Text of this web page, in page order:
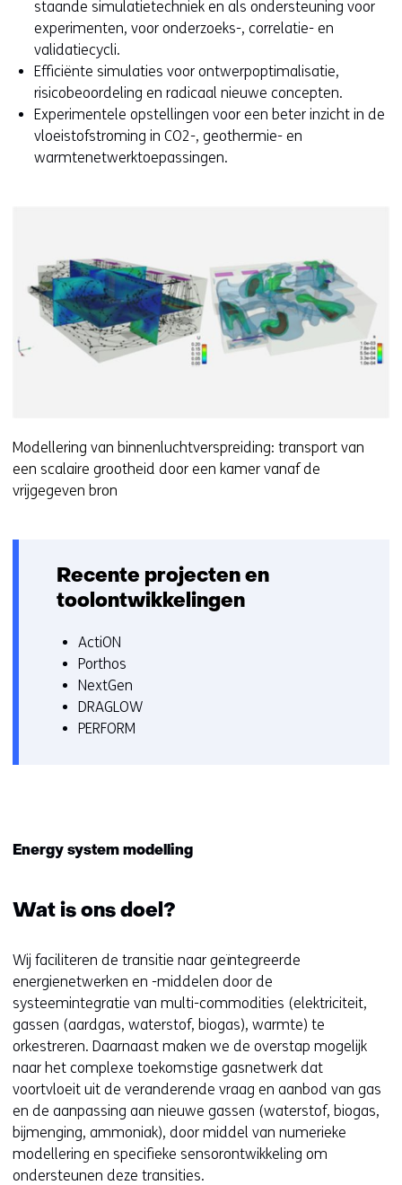
staande simulatietechniek en als ondersteuning voor
experimenten, voor onderzoeks-, correlatie- en
validatiecycli.
Efficiënte simulaties voor ontwerpoptimalisatie,
risicobeoordeling en radicaal nieuwe concepten.
Experimentele opstellingen voor een beter inzicht in de
vloeistofstroming in CO2-, geothermie- en
warmtenetwerktoepassingen.
Modellering van binnenluchtverspreiding: transport van
een scalaire grootheid door een kamer vanaf de
vrijgegeven bron
Recente projecten en
toolontwikkelingen
ActiON
Porthos
NextGen
DRAGLOW
PERFORM
Energy system modelling
Wat is ons doel?
Wij faciliteren de transitie naar geïntegreerde
energienetwerken en -middelen door de
systeemintegratie van multi-commodities (elektriciteit,
gassen (aardgas, waterstof, biogas), warmte) te
orkestreren. Daarnaast maken we de overstap mogelijk
naar het complexe toekomstige gasnetwerk dat
voortvloeit uit de veranderende vraag en aanbod van gas
en de aanpassing aan nieuwe gassen (waterstof, biogas,
bijmenging, ammoniak), door middel van numerieke
modellering en specifieke sensorontwikkeling om
ondersteunen deze transities.